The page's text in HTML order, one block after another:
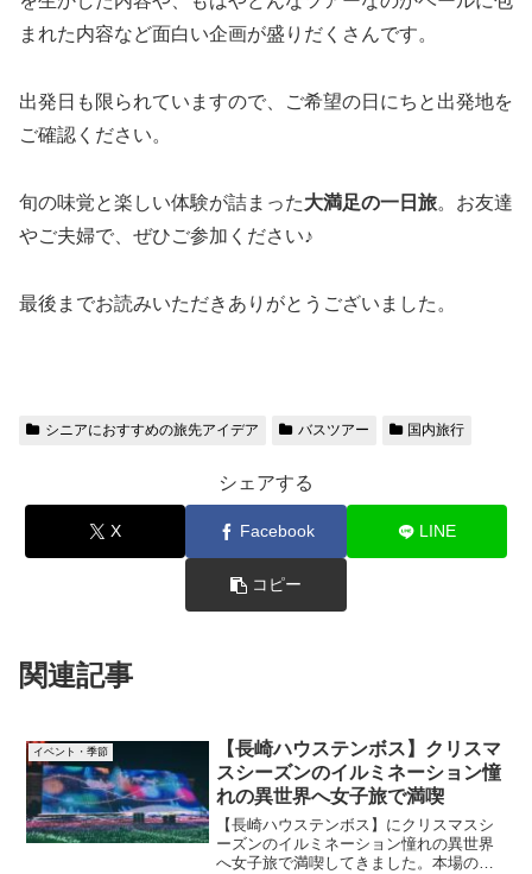
まれた内容など面白い企画が盛りだくさんです。
出発日も限られていますので、ご希望の日にちと出発地を
ご確認ください。
旬の味覚と楽しい体験が詰まった大満足の一日旅。お友達
やご夫婦で、ぜひご参加ください♪
最後までお読みいただきありがとうございました。
シニアにおすすめの旅先アイデア バスツアー 国内旅行
シェアする
X Facebook LINE
コピー
関連記事
イベント・季節
【長崎ハウステンボス】クリスマ
スシーズンのイルミネーション憧
れの異世界へ女子旅で満喫
【長崎ハウステンボス】にクリスマスシ
ーズンのイルミネーション憧れの異世界
へ女子旅で満喫してきました。本場のヨ